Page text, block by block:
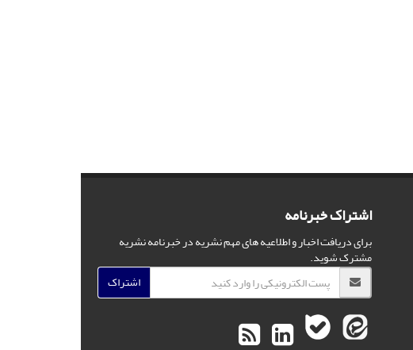
اشتراک خبرنامه
برای دریافت اخبار و اطلاعیه های مهم نشریه در خبرنامه نشریه
مشترک شوید.
اشتراک